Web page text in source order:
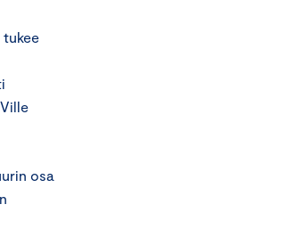
osa